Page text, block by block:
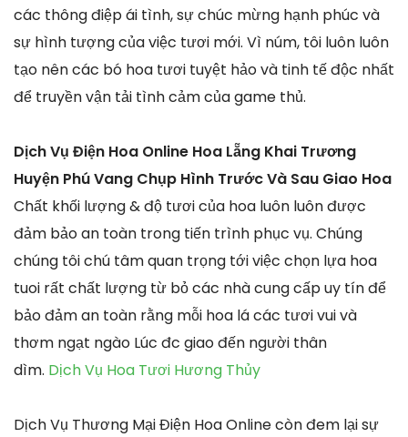
các thông điệp ái tình, sự chúc mừng hạnh phúc và
sự hình tượng của việc tươi mới. Vì núm, tôi luôn luôn
tạo nên các bó hoa tươi tuyệt hảo và tinh tế độc nhất
để truyền vận tải tình cảm của game thủ.
Dịch Vụ Điện Hoa Online Hoa Lẵng Khai Trương
Huyện Phú Vang Chụp Hình Trước Và Sau Giao Hoa
Chất khối lượng & độ tươi của hoa luôn luôn được
đảm bảo an toàn trong tiến trình phục vụ. Chúng
chúng tôi chú tâm quan trọng tới việc chọn lựa hoa
tuoi rất chất lượng từ bỏ các nhà cung cấp uy tín để
bảo đảm an toàn rằng mỗi hoa lá các tươi vui và
thơm ngạt ngào Lúc đc giao đến người thân
dìm. Dịch Vụ Hoa Tươi Hương Thủy
Dịch Vụ Thương Mại Điện Hoa Online còn đem lại sự